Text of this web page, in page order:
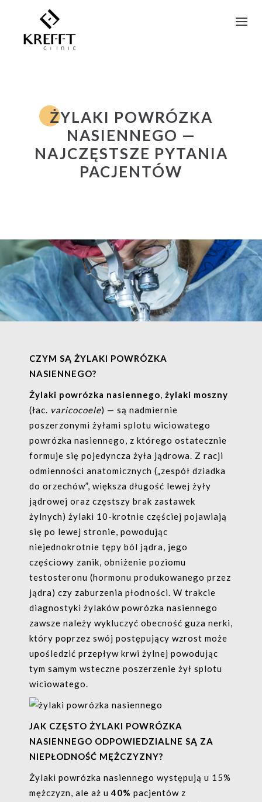
ŻYLAKI POWRÓZKA
NASIENNEGO —
NAJCZĘSTSZE PYTANIA
PACJENTÓW
CZYM SĄ ŻYLAKI POWRÓZKA
NASIENNEGO?
Żylaki powrózka nasiennego, żylaki moszny
(łac. varicocoele) — są nadmiernie
poszerzonymi żyłami splotu wiciowatego
powrózka nasiennego, z którego ostatecznie
formuje się pojedyncza żyła jądrowa. Z racji
odmienności anatomicznych („zespół dziadka
do orzechów”, większa długość lewej żyły
jądrowej oraz częstszy brak zastawek
żylnych) żylaki 10-krotnie częściej pojawiają
się po lewej stronie, powodując
niejednokrotnie tępy ból jądra, jego
częściowy zanik, obniżenie poziomu
testosteronu (hormonu produkowanego przez
jądra) czy zaburzenia płodności. W trakcie
diagnostyki żylaków powrózka nasiennego
zawsze należy wykluczyć obecność guza nerki,
który poprzez swój postępujący wzrost może
upośledzić przepływ krwi żylnej powodując
tym samym wsteczne poszerzenie żył splotu
wiciowatego.
JAK CZĘSTO ŻYLAKI POWRÓZKA
NASIENNEGO ODPOWIEDZIALNE SĄ ZA
NIEPŁODNOŚĆ MĘŻCZYZNY?
Żylaki powrózka nasiennego występują u 15%
mężczyzn, ale aż u40% pacjentów z